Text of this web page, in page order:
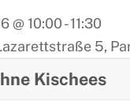
@ 10:00-11:30
5,
Kischees